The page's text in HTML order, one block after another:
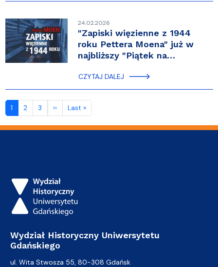
24.02.2026
"Zapiski więzienne z 1944
roku Pettera Moena" już w
najbliższy "Piątek na…
CZYTAJ DALEJ
Stronicowanie
1 2 3 ››Następna strona
Last »Ostatnia strona
Wydział Historyczny Uniwersytetu
Gdańskiego
ul. Wita Stwosza 55, 80-308 Gdańsk